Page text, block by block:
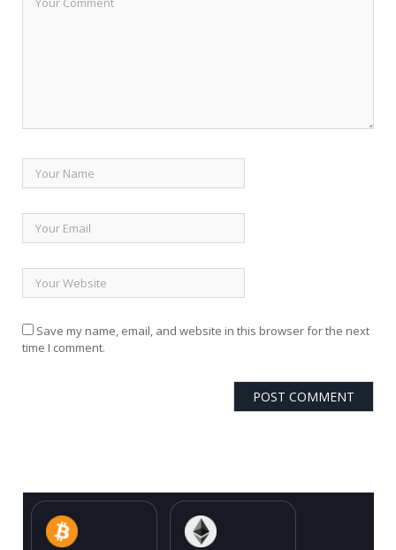
Save my name, email, and website in this browser for the next
time I comment.